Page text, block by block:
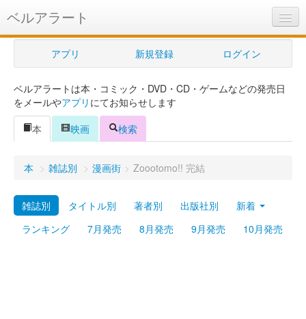
ベルアラート
ベルアラートとは
ヘルプ
新規登録
ログイン
Myシェルフ
プレミアム
アプリ 新規登録 ログイン
ベルアラートは本・コミック・DVD・CD・ゲームなどの発売日
をメールやアプリ にてお知らせします
本
映画 検索
本 > 雑誌別 > 漫画街 > Zoootomo!! 完結
雑誌別 タイトル別 著者別 出版社別
新着
ランキング
7月発売 8月発売 9月発売 10月発売